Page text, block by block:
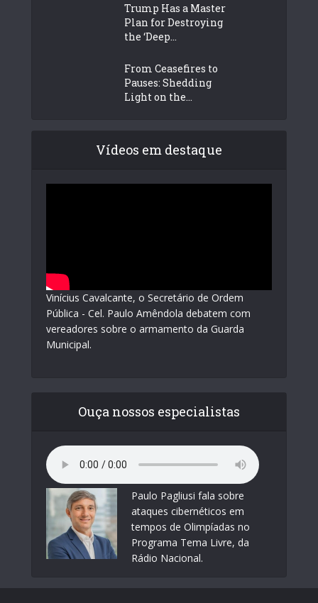
Trump Has a Master
Plan for Destroying
the ‘Deep...
From Ceasefires to
Pauses: Shedding
Light on the...
Vídeos em destaque
Vinícius Cavalcante, o Secretário de Ordem
Pública - Cel. Paulo Amêndola debatem com
vereadores sobre o armamento da Guarda
Municipal.
Ouça nossos especialistas
Paulo Pagliusi fala sobre
ataques cibernéticos em
tempos de Olimpíadas no
Programa Tema Livre, da
Rádio Nacional.